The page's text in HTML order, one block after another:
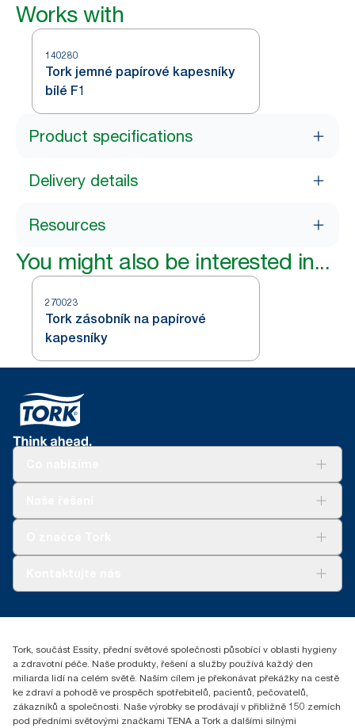
Works with
140280
Tork jemné papírové kapesníky
bílé F1
Product specifications
Delivery details
Resources
You might also be interested in...
270023
Tork zásobník na papírové
kapesníky
reception.prague@essity.com
Praha 8, Karlin, Sokolovská 100/94
186 00 Česká republika
Tork, součást Essity, přední světové společnosti působící v oblasti hygieny
a zdravotní péče. Naše produkty, řešení a služby používá každý den
miliarda lidí na celém světě. Naším cílem je překonávat překážky na cestě
ke zdraví a pohodě ve prospěch spotřebitelů, pacientů, pečovatelů,
zákazníků a společnosti. Naše výrobky se prodávají v přibližně 150 zemích
pod předními světovými značkami TENA a Tork a dalšími silnými